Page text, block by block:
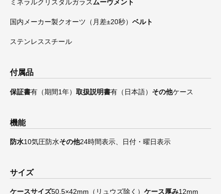
ミネラルクリスタルガラスムーヴメント
国内メーカー製クオーツ（月差±20秒） ベルト
ステンレススチール
付属品
保証書有（期間1年） 取扱説明書有（日本語） その他ケース
機能
防水10気圧防水その他24時間表示、日付・曜日表示
サイズ
ケースサイズ50.5×42mm（リュウズ除く） ケース厚み12mm